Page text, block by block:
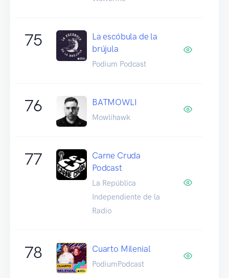
75
La escóbula de la
brújula
Podium Podcast
76 BATMOWLI
Mowlihawk
77
Carne Cruda
Podcast
La República
Independiente de la
Radio
78 Cuarto Milenial
PodiumPodcast